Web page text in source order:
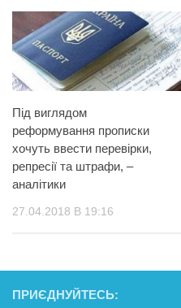
Під виглядом
реформування прописки
хочуть ввести перевірки,
репресії та штрафи, –
аналітики
27.04.2018 В 19:16
ПРИЄДНУЙТЕСЬ: